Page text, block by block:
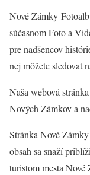
Nové Zámky
súčasnom Foto a
pre nadšencov
nej môžete sledovat
Naša webová
Nových Zámkov a
Stránka Nové
obsah sa snaží
turistom mesta